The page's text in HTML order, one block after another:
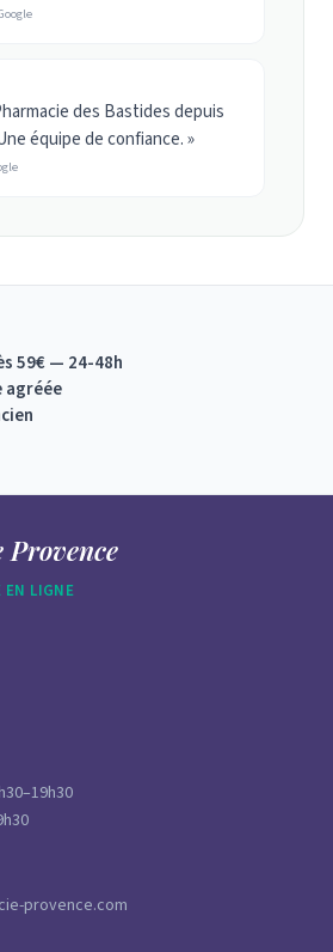
des Bastides depuis
équipe de confiance. »
59€ — 24-48h
agréée
EN LIGNE
provence.com